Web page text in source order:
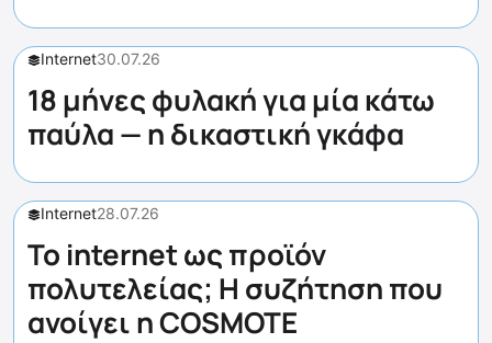
Internet30.07.26
18 μήνες φυλακή για μία κάτω
παύλα — η δικαστική γκάφα
Internet28.07.26
Το internet ως προϊόν
πολυτελείας; Η συζήτηση που
ανοίγει η COSMOTE